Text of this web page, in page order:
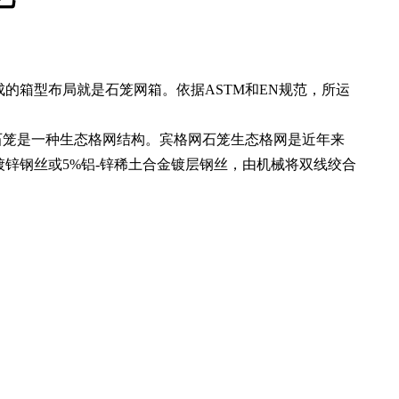
箱型布局就是石笼网箱。依据ASTM和EN规范，所运
是一种生态格网结构。宾格网石笼生态格网是近年来
钢丝或5%铝-锌稀土合金镀层钢丝，由机械将双线绞合